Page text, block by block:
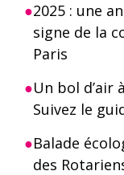
2025 : une
signe de la
Paris
Un bol d’air
Suivez le
Balade
des